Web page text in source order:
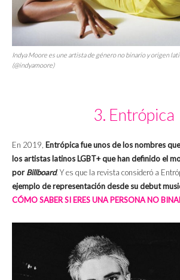
Indya Moore es une artista de género no binario y origen
(@indyamoore)
3. Entrópica
En 2019, Entrópica fue unos de los nombres
los artistas latinos LGBT+ que han definido el
porBillboard. Y es que la revista consideró a
ejemplo de representación desde su debut
CÓMO SABER SI ERES UNA PERSONA NO